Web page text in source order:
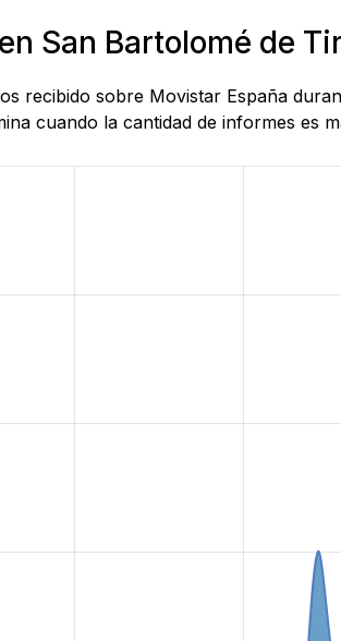
San Bartolomé de
recibido sobre Movistar España
cuando la cantidad de informes es